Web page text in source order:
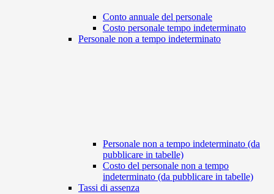
Conto annuale del personale
Costo personale tempo indeterminato
Personale non a tempo indeterminato
Personale non a tempo indeterminato (da
pubblicare in tabelle)
Costo del personale non a tempo
indeterminato (da pubblicare in tabelle)
Tassi di assenza